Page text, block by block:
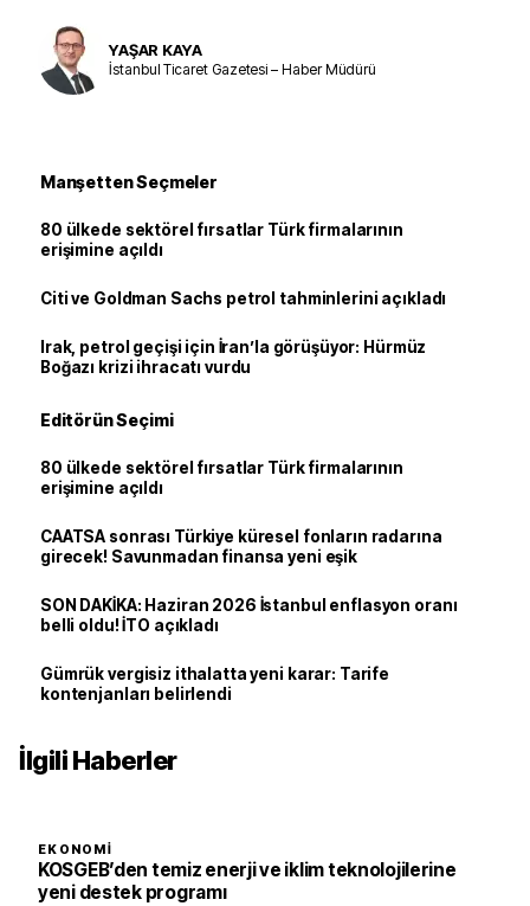
YAŞAR KAYA
İstanbul Ticaret Gazetesi – Haber Müdürü
Manşetten Seçmeler
80 ülkede sektörel fırsatlar Türk firmalarının
erişimine açıldı
Citi ve Goldman Sachs petrol tahminlerini açıkladı
Irak, petrol geçişi için İran’la görüşüyor: Hürmüz
Boğazı krizi ihracatı vurdu
Editörün Seçimi
80 ülkede sektörel fırsatlar Türk firmalarının
erişimine açıldı
CAATSA sonrası Türkiye küresel fonların radarına
girecek! Savunmadan finansa yeni eşik
SON DAKİKA: Haziran 2026 İstanbul enflasyon oranı
belli oldu! İTO açıkladı
Gümrük vergisiz ithalatta yeni karar: Tarife
kontenjanları belirlendi
İlgili Haberler
EKONOMI
KOSGEB’den temiz enerji ve iklim teknolojilerine
yeni destek programı